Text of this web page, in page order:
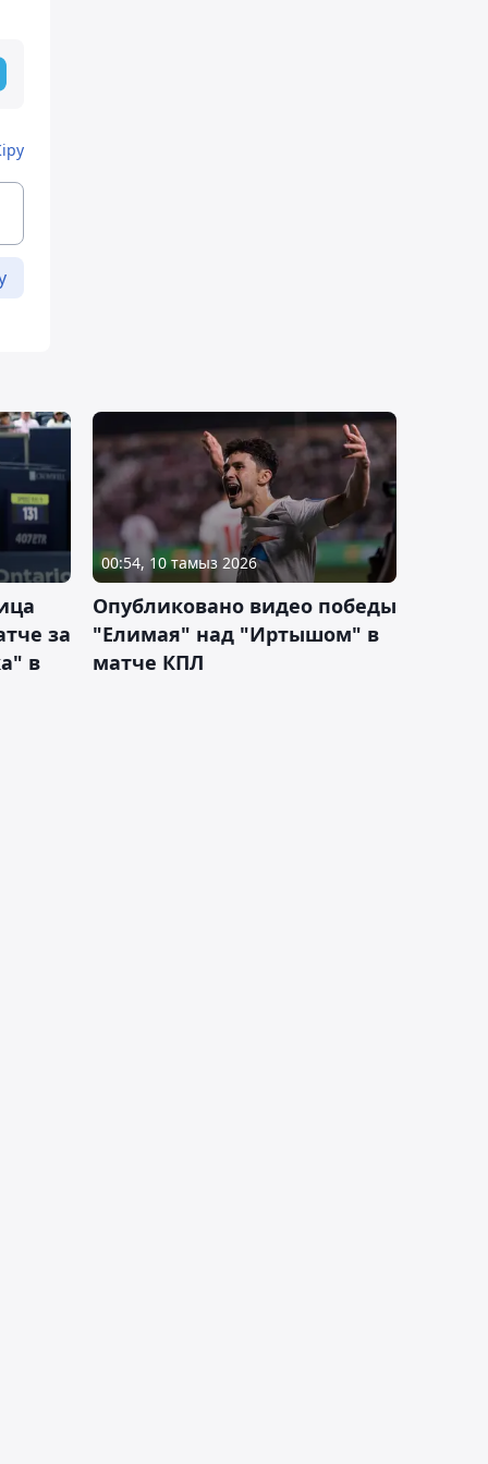
за
в
00:54, 10 тамыз 2026
Опубликовано видео победы
"Елимая" над "Иртышом" в
матче КПЛ